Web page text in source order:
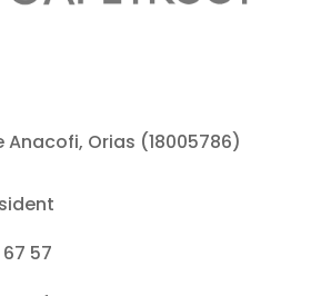
Anacofi, Orias (18005786)
57